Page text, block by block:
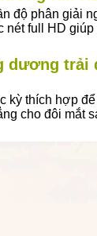
độ phân giải
nét full HD
dương trải
kỳ thích hợp
cho đôi mắt